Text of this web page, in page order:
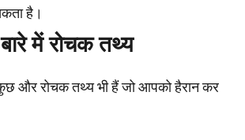
है।
में रोचक तथ्य
और रोचक तथ्य भी हैं जो आपको हैरान कर